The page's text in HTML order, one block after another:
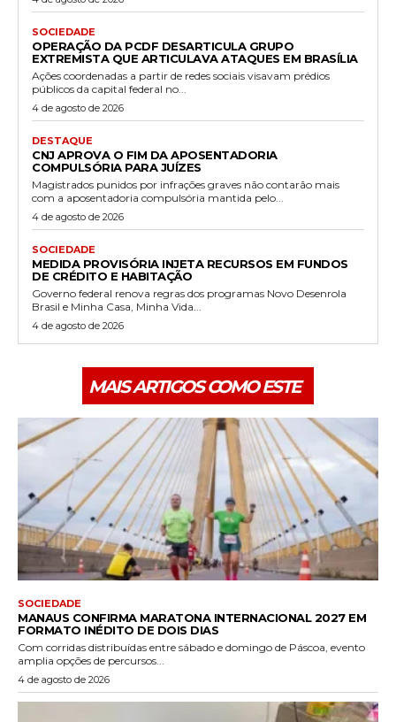
SOCIEDADE
OPERAÇÃO DA PCDF DESARTICULA GRUPO
EXTREMISTA QUE ARTICULAVA ATAQUES EM BRASÍLIA
Ações coordenadas a partir de redes sociais visavam prédios
públicos da capital federal no...
4 de agosto de 2026
DESTAQUE
CNJ APROVA O FIM DA APOSENTADORIA
COMPULSÓRIA PARA JUÍZES
Magistrados punidos por infrações graves não contarão mais
com a aposentadoria compulsória mantida pelo...
4 de agosto de 2026
SOCIEDADE
MEDIDA PROVISÓRIA INJETA RECURSOS EM FUNDOS
DE CRÉDITO E HABITAÇÃO
Governo federal renova regras dos programas Novo Desenrola
Brasil e Minha Casa, Minha Vida...
4 de agosto de 2026
MAIS ARTIGOS COMO ESTE
SOCIEDADE
MANAUS CONFIRMA MARATONA INTERNACIONAL 2027 EM
FORMATO INÉDITO DE DOIS DIAS
Com corridas distribuídas entre sábado e domingo de Páscoa, evento
amplia opções de percursos...
4 de agosto de 2026